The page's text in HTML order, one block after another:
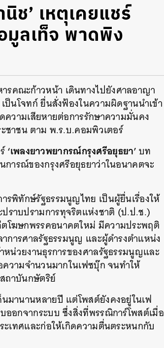
ช’ เหตุเคยแชร์
มูลเท็จ พาดพิง
รคณะก้าวหน้า เดินทางไปยังศาลอาญา
นโจทก์ ยื่นสั่งฟ้องในความผิดฐานนำเข้า
วามเสียหายต่อการรักษาความมั่นคง
ชาชน ตาม พ.ร.บ.คอมพิวเตอร์
‘เพลงยาวพยากรณ์กรุงศรีอยุธยา’บท
การณ์ของกรุงศรีอยุธยาว่าในอนาคตจะ
รพิทักษ์รัฐธรรมนูญไทย เป็นผู้ยื่นเรื่องให้
ราบปรามการทุจริตแห่งชาติ (ป.ป.ช.)
ฆษกพรรคอนาคตใหม่ มีความประพฤติ
การศาลรัฐธรรมนูญ และผู้ดำรงตำแหน่ง
น่วยงานธุรการของศาลรัฐธรรมนูญและ
วามจำนวนมากในเฟซบุ๊ก จนทำให้
ถาบันกษัตริย์
มานานหลายปี แต่โพสต์ยังคงอยู่ในเฟ
อกจากระบบ ซึ่งสิ่งที่พรรณิการ์โพสต์เมื่อ
เทศและก่อให้เกิดความตื่นตระหนกกับ